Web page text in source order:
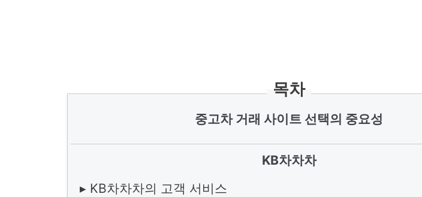
목차
중고차 거래 사이트 선택의 중요성
KB차차차
▸ KB차차차의 고객 서비스